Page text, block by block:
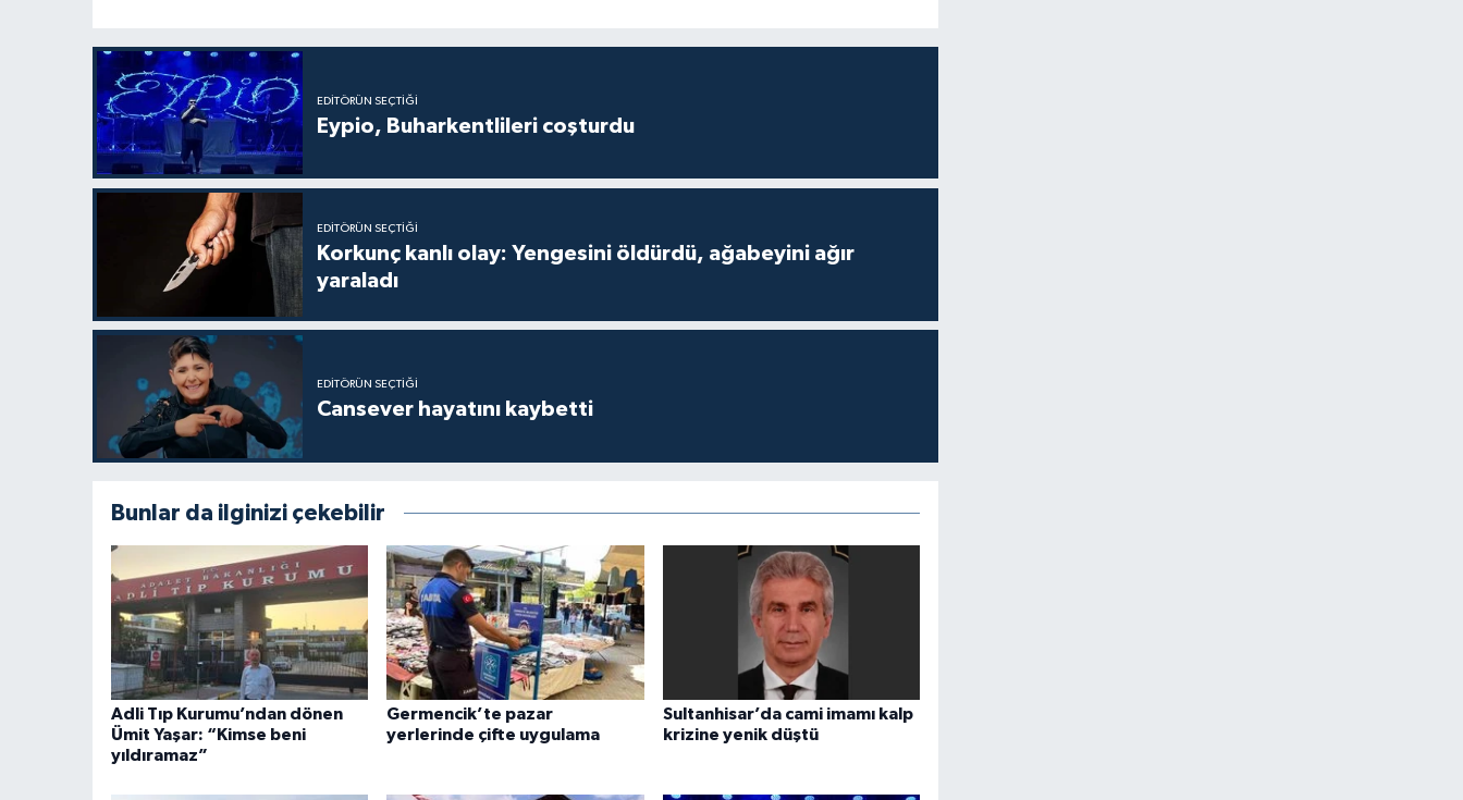
EDITÖRÜN SEÇTIĞI
Eypio, Buharkentlileri coşturdu
EDITÖRÜN SEÇTIĞI
Korkunç kanlı olay: Yengesini öldürdü, ağabeyini ağır
yaraladı
EDITÖRÜN SEÇTIĞI
Cansever hayatını kaybetti
Bunlar da ilginizi çekebilir
Adli Tıp Kurumu’ndan dönen
Ümit Yaşar: “Kimse beni
yıldıramaz”
Germencik’te pazar
yerlerinde çifte uygulama
Sultanhisar’da cami imamı kalp
krizine yenik düştü